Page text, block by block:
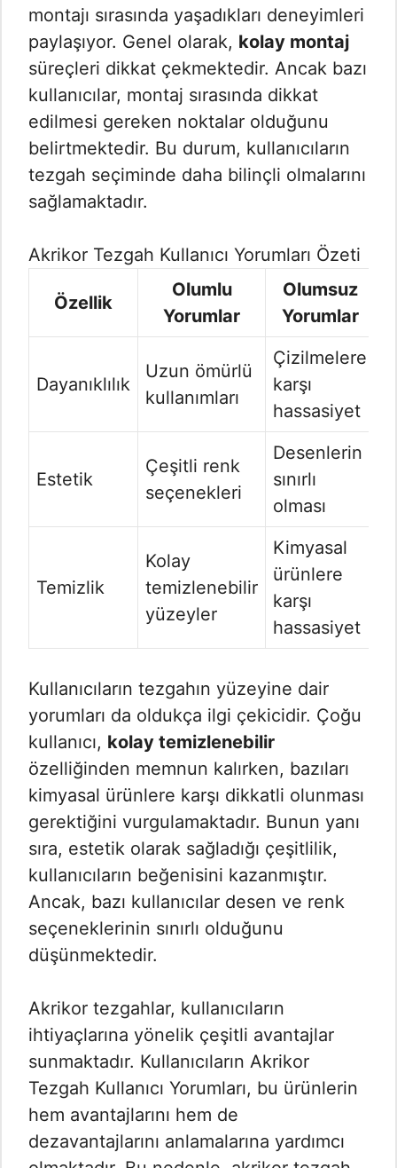
montajı sırasında yaşadıkları deneyimleri
paylaşıyor. Genel olarak, kolay montaj
süreçleri dikkat çekmektedir. Ancak bazı
kullanıcılar, montaj sırasında dikkat
edilmesi gereken noktalar olduğunu
belirtmektedir. Bu durum, kullanıcıların
tezgah seçiminde daha bilinçli olmalarını
sağlamaktadır.
Akrikor Tezgah Kullanıcı Yorumları Özeti
Özellik
Olumlu
Yorumlar
Olumsuz
Yorumlar
Dayanıklılık
Uzun ömürlü
kullanımları
Çizilmelere
karşı
hassasiyet
Estetik
Çeşitli renk
seçenekleri
Desenlerin
sınırlı
olması
Temizlik
Kolay
temizlenebilir
yüzeyler
Kimyasal
ürünlere
karşı
hassasiyet
Kullanıcıların tezgahın yüzeyine dair
yorumları da oldukça ilgi çekicidir. Çoğu
kullanıcı, kolay temizlenebilir
özelliğinden memnun kalırken, bazıları
kimyasal ürünlere karşı dikkatli olunması
gerektiğini vurgulamaktadır. Bunun yanı
sıra, estetik olarak sağladığı çeşitlilik,
kullanıcıların beğenisini kazanmıştır.
Ancak, bazı kullanıcılar desen ve renk
seçeneklerinin sınırlı olduğunu
düşünmektedir.
Akrikor tezgahlar, kullanıcıların
ihtiyaçlarına yönelik çeşitli avantajlar
sunmaktadır. Kullanıcıların Akrikor
Tezgah Kullanıcı Yorumları​, bu ürünlerin
hem avantajlarını hem de
dezavantajlarını anlamalarına yardımcı